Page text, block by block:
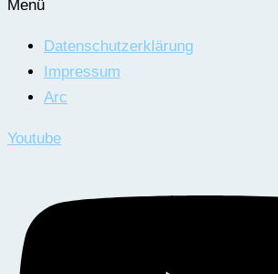
Menü
Datenschutzerklärung
Impressum
Arc
Youtube